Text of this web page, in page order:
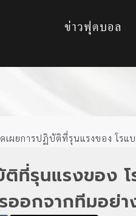
ข่าวฟุตบอล
เผยการปฏิบัติที่รุนแรงของ โรแ
ติที่รุนแรงของ
ออกจากทีมอย่